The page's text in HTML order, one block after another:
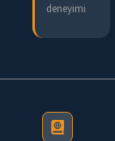
deneyimi